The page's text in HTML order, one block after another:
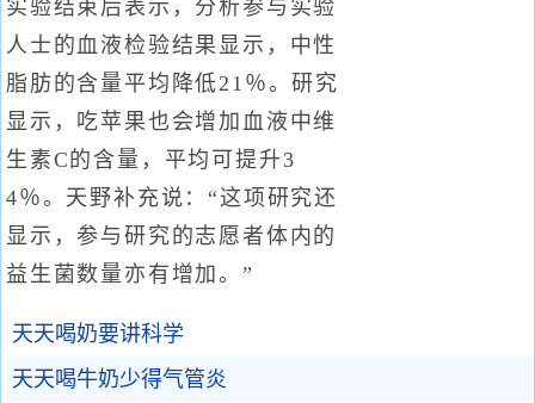
实验结束后表示，分析参与实验
人士的血液检验结果显示，中性
脂肪的含量平均降低21％。研究
显示，吃苹果也会增加血液中维
生素C的含量，平均可提升3
4％。天野补充说：“这项研究还
显示，参与研究的志愿者体内的
益生菌数量亦有增加。”
天天喝奶要讲科学
天天喝牛奶少得气管炎